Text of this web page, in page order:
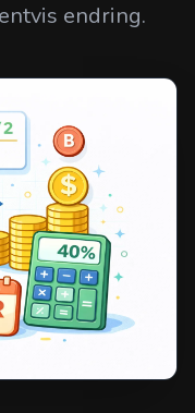
endring.